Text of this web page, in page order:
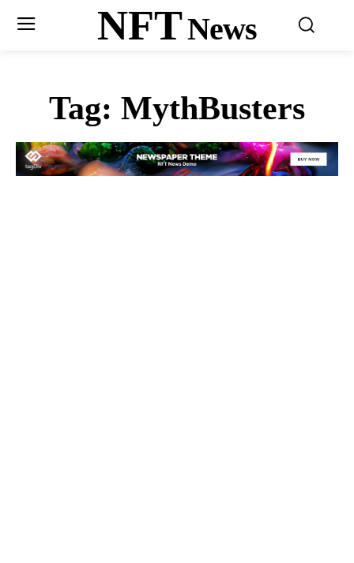
NFTNews
Tag: MythBusters